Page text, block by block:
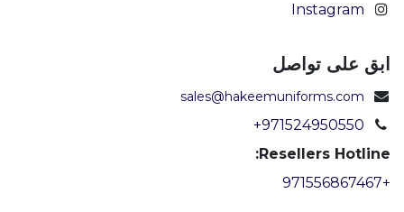
Instagram
ابق على تواصل
sales@hakeemuniforms.com
+971524950550
Resellers Hotline:
+971556867467